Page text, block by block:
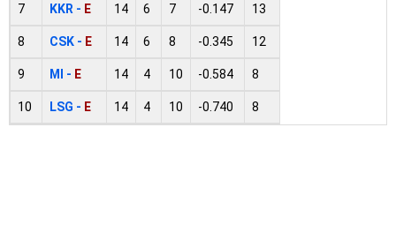
7 KKR - E 14 6 7 -0.147 13
8 CSK - E 14 6 8 -0.345 12
9 MI - E 14 4 10 -0.584 8
10 LSG - E 14 4 10 -0.740 8